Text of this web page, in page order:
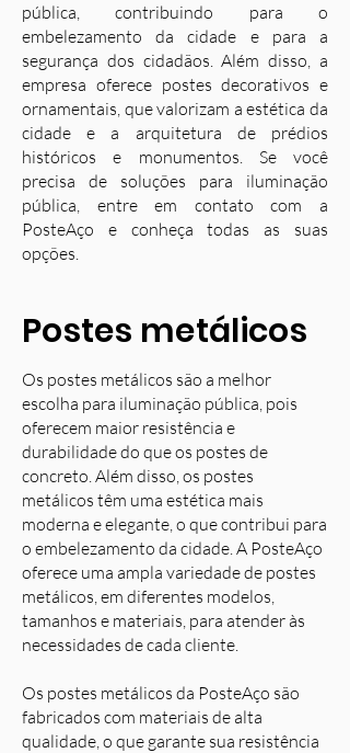
pública, contribuindo para o
embelezamento da cidade e para a
segurança dos cidadãos. Além disso, a
empresa oferece postes decorativos e
ornamentais, que valorizam a estética da
cidade e a arquitetura de prédios
históricos e monumentos. Se você
precisa de soluções para iluminação
pública, entre em contato com a
PosteAço e conheça todas as suas
opções.
Postes metálicos
Os postes metálicos são a melhor
escolha para iluminação pública, pois
oferecem maior resistência e
durabilidade do que os postes de
concreto. Além disso, os postes
metálicos têm uma estética mais
moderna e elegante, o que contribui para
o embelezamento da cidade. A PosteAço
oferece uma ampla variedade de postes
metálicos, em diferentes modelos,
tamanhos e materiais, para atender às
necessidades de cada cliente.
Os postes metálicos da PosteAço são
fabricados com materiais de alta
qualidade, o que garante sua resistência